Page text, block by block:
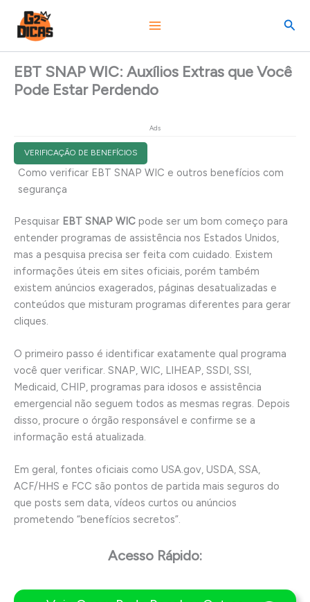
para
EBT SNAP WIC: Auxílios Extras que Você
Pode Estar Perdendo
Ads
VERIFICAÇÃO DE BENEFÍCIOS
Como verificar EBT SNAP WIC e outros benefícios com
segurança
Pesquisar EBT SNAP WIC pode ser um bom começo para
entender programas de assistência nos Estados Unidos,
mas a pesquisa precisa ser feita com cuidado. Existem
informações úteis em sites oficiais, porém também
existem anúncios exagerados, páginas desatualizadas e
conteúdos que misturam programas diferentes para gerar
cliques.
O primeiro passo é identificar exatamente qual programa
você quer verificar. SNAP, WIC, LIHEAP, SSDI, SSI,
Medicaid, CHIP, programas para idosos e assistência
emergencial não seguem todos as mesmas regras. Depois
disso, procure o órgão responsável e confirme se a
informação está atualizada.
Em geral, fontes oficiais como USA.gov, USDA, SSA,
ACF/HHS e FCC são pontos de partida mais seguros do
que posts sem data, vídeos curtos ou anúncios
prometendo “benefícios secretos”.
Acesso Rápido: